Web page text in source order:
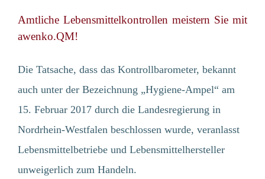
Amtliche Lebensmittelkontrollen meistern Sie mit
awenko.QM!
Die Tatsache, dass das Kontrollbarometer, bekannt
auch unter der Bezeichnung „Hygiene-Ampel“ am
15. Februar 2017 durch die Landesregierung in
Nordrhein-Westfalen beschlossen wurde, veranlasst
Lebensmittelbetriebe und Lebensmittelhersteller
unweigerlich zum Handeln.